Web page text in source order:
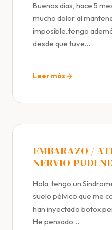
Buenos días, hace 5
mucho dolor al
imposible..tengo
desde que tuve…
Leer más
EMBARAZO /
NERVIO
Hola, tengo un
suelo pélvico que me
han inyectado botox
He pensado…